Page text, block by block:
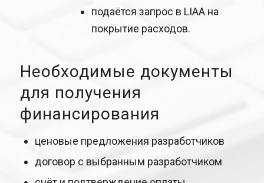
подаётся запрос в LIAA на
покрытие расходов.
Необходимые документы
для получения
финансирования
ценовые предложения разработчиков
договор с выбранным разработчиком